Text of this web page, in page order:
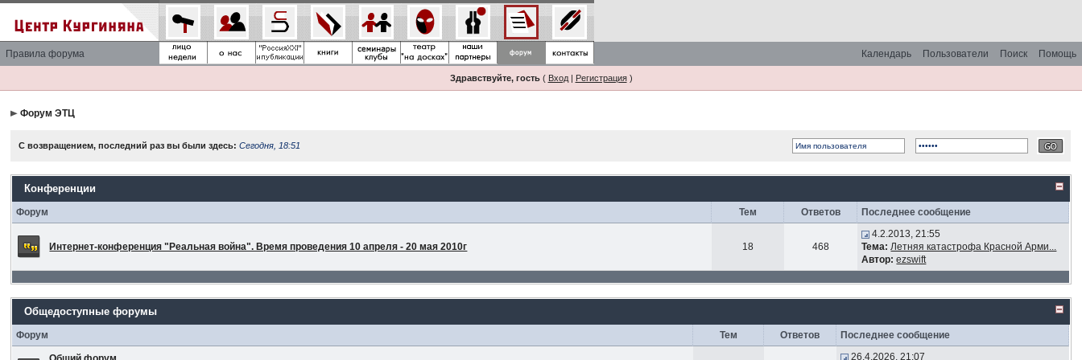
Правила форума Помощь
Поиск
Пользователи
Календарь
Здравствуйте, гость( Вход| Регистрация)
Форум ЭТЦ
С возвращением, последний раз вы были здесь:Сегодня, 18:51
Конференции
Форум Тем Ответов Последнее сообщение
Интернет-конференция "Реальная война". Время проведения 10 апреля - 20 мая 2010г 18 468
4.2.2013, 21:55
Тема: Летняя катастрофа Красной Арми...
Автор: ezswift
Общедоступные форумы
Форум Тем Ответов Последнее сообщение
26.4.2026, 21:07